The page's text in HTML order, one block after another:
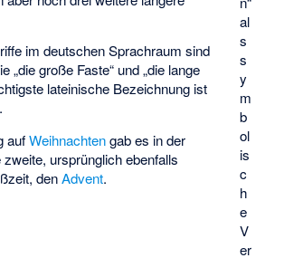
al
s
s
y
m
b
ol
is
c
h
e
V
er
im deutschen Sprachraum sind
„die große Faste“ und „die lange
lateinische Bezeichnung ist
.
aufWeihnachtengab es in der
ursprünglich ebenfalls
denAdvent.